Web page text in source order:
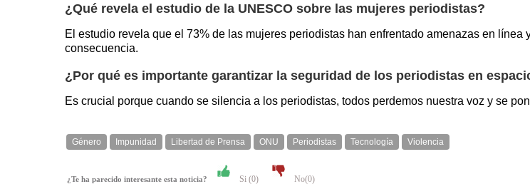
¿Qué revela el estudio de la UNESCO sobre las mujeres periodistas?
El estudio revela que el 73% de las mujeres periodistas han enfrentado amenazas en
consecuencia.
¿Por qué es importante garantizar la seguridad de los periodistas en
Es crucial porque cuando se silencia a los periodistas, todos perdemos nuestra voz y se
Género Impunidad Libertad de Prensa ONU Periodistas Tecnología Violencia
¿Te ha parecido interesante esta noticia? Si (0) No(0)